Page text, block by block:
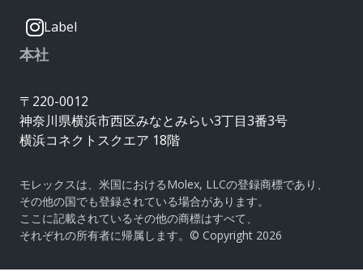
Label
本社
〒220-0012
神奈川県横浜市西区みなとみらい3丁目3番3号
横浜コネクトスクエア 18階
モレックスは、米国におけるMolex, LLCの登録商標であり、
その他の国でも登録されている場合があります。
ここに記載されているその他の商標はすべて、
それぞれの所有者に帰属します。© Copyright 2026